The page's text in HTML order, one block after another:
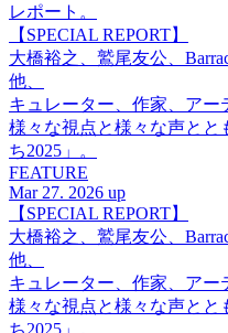
レポート。
【SPECIAL REPORT】
大橋裕之、鷲尾友公、
他、
キュレーター、作家、アー
様々な視点と様々な声とと
ち2025」。
FEATURE
Mar 27. 2026 up
【SPECIAL REPORT】
大橋裕之、鷲尾友公、
他、
キュレーター、作家、アー
様々な視点と様々な声とと